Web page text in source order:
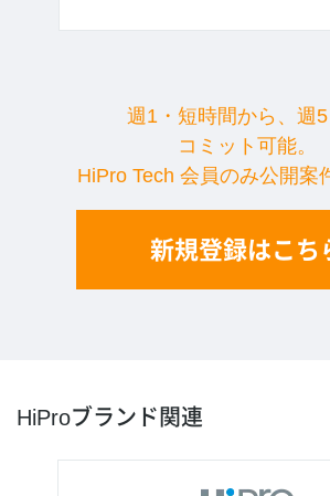
週1・短時間から、週
コミット可能。
HiPro Tech 会員のみ公開案
新規登録はこち
HiProブランド関連